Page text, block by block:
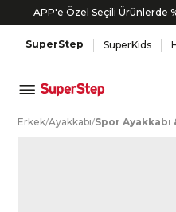
APP'e Özel Seçili Ürünlerde
SuperStep SuperKids
Erkek/Ayakkabı/Spor Ayakkabı